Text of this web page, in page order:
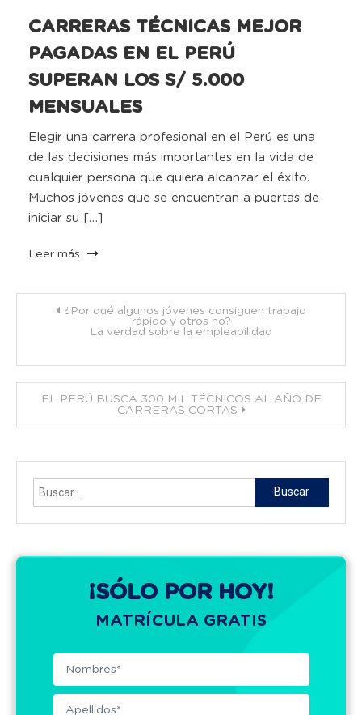
CARRERAS TÉCNICAS MEJOR
PAGADAS EN EL PERÚ
SUPERAN LOS S/ 5.000
MENSUALES
Elegir una carrera profesional en el Perú es una
de las decisiones más importantes en la vida de
cualquier persona que quiera alcanzar el éxito.
Muchos jóvenes que se encuentran a puertas de
iniciar su […]
Leer más
Navegación
entradas
¿Por qué algunos jóvenes consiguen trabajo
rápido y otros no?
La verdad sobre la empleabilidad
EL PERÚ BUSCA 300 MIL TÉCNICOS AL AÑO DE
CARRERAS CORTAS
Buscar:
¡SÓLO POR HOY!
MATRÍCULA GRATIS